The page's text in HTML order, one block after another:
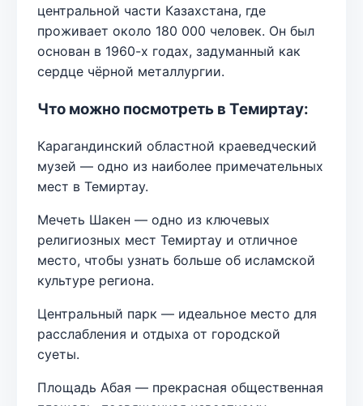
центральной части Казахстана, где
проживает около 180 000 человек. Он был
основан в 1960-х годах, задуманный как
сердце чёрной металлургии.
Что можно посмотреть в Темиртау:
Карагандинский областной краеведческий
музей — одно из наиболее примечательных
мест в Темиртау.
Мечеть Шакен — одно из ключевых
религиозных мест Темиртау и отличное
место, чтобы узнать больше об исламской
культуре региона.
Центральный парк — идеальное место для
расслабления и отдыха от городской
суеты.
Площадь Абая — прекрасная общественная